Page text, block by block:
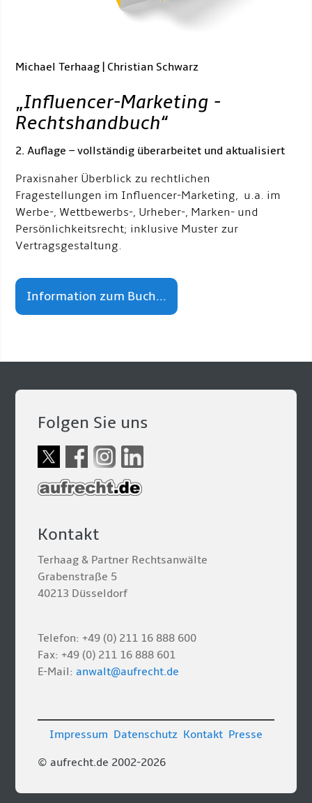
Michael Terhaag | Christian Schwarz
„Influencer-Marketing -
Rechtshandbuch“
2. Auflage – vollständig überarbeitet und aktualisiert
Praxisnaher Überblick zu rechtlichen
Fragestellungen im Influencer-Marketing, u.a. im
Werbe-, Wettbewerbs-, Urheber-, Marken- und
Persönlichkeitsrecht; inklusive Muster zur
Vertragsgestaltung.
Information zum Buch...
Folgen Sie uns
Kontakt
Terhaag & Partner Rechtsanwälte
Grabenstraße 5
40213 Düsseldorf
Telefon: +49 (0) 211 16 888 600
Fax: +49 (0) 211 16 888 601
E-Mail:anwalt@aufrecht.de
© aufrecht.de 2002-2026
Impressum Datenschutz Kontakt Presse